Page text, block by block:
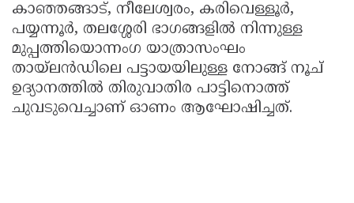
കാഞ്ഞങ്ങാട്, നീലേശ്വരം, കരിവെള്ളൂർ,
പയ്യന്നൂർ, തലശ്ശേരി ഭാഗങ്ങളിൽ നിന്നുള്ള
മുപ്പത്തിയൊന്നംഗ യാത്രാസംഘം
തായ്ലൻഡിലെ പട്ടായയിലുള്ള നോങ്ങ് നൂച്
ഉദ്യാനത്തിൽ തിരുവാതിര പാട്ടിനൊത്ത്
ചുവടുവെച്ചാണ് ഓണം ആഘോഷിച്ചത്.